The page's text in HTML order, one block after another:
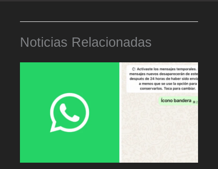
Noticias Relacionadas